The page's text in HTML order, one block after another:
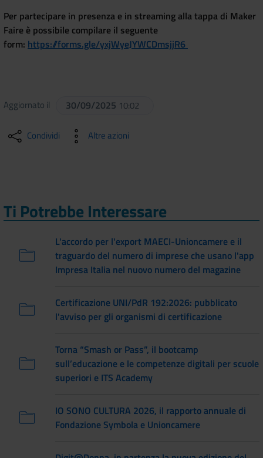
Per partecipare in presenza e in streaming alla tappa di Maker
Faire è possibile compilare il seguente
form: https://forms.gle/yxjWyeJYWCDmsjjR6
Aggiornato il 30/09/2025 10:02
Condividi Altre azioni
Ti Potrebbe Interessare
L'accordo per l'export MAECI-Unioncamere e il
traguardo del numero di imprese che usano l'app
Impresa Italia nel nuovo numero del magazine
Certificazione UNI/PdR 192:2026: pubblicato
l'avviso per gli organismi di certificazione
Torna “Smash or Pass”, il bootcamp
sull’educazione e le competenze digitali per scuole
superiori e ITS Academy
IO SONO CULTURA 2026, il rapporto annuale di
Fondazione Symbola e Unioncamere